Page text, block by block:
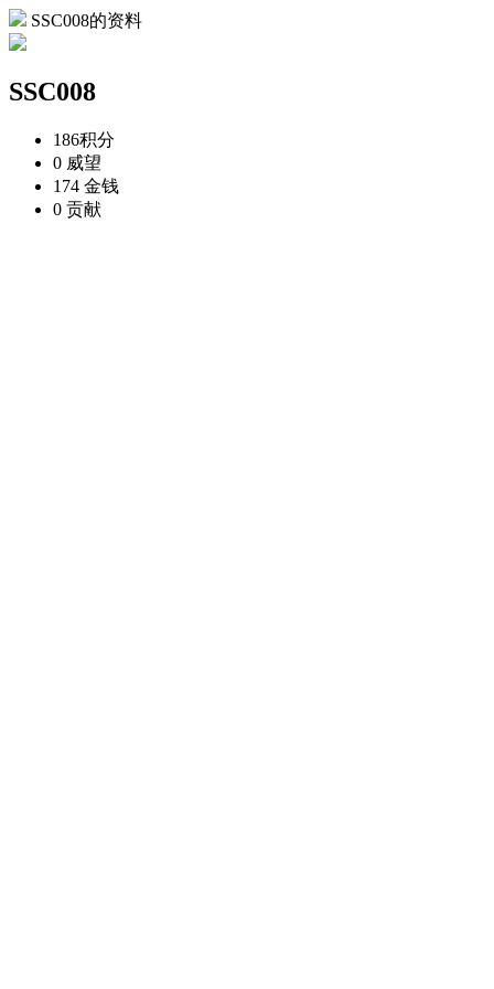
SSC008的资料
SSC008
186积分
0 威望
174 金钱
0 贡献